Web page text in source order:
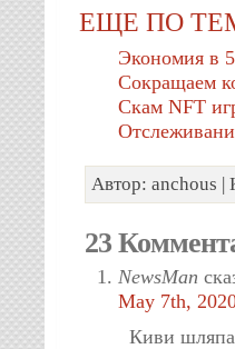
ЕЩЕ ПО
Экономия в
Сокращаем
Скам NFT
Автор: anchous |
23
NewsMan
May 7th,
Киви